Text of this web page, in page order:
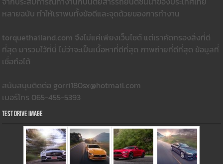
หลายฉบับ ทำให้เราพบทั้งข้อดีและจุดด้วยของการทำงาน
torquethailand.com จึงไม่แค่เพียงเว็บไซต์ แต่เราคัดกรองสิ่งที่ดี
ที่สุด มารวมใว้ที่นี่ ไม่ว่าจะเป็นเนื้อหาที่ดีที่สุด ภาพถ่ายที่ดีที่สุด ข้อมูลที่
เชื่อถือได้
สนับสนุนติดต่อ gorri180sx@hotmail.com
เบอร์โทร 065-455-5393
Test Drive Image